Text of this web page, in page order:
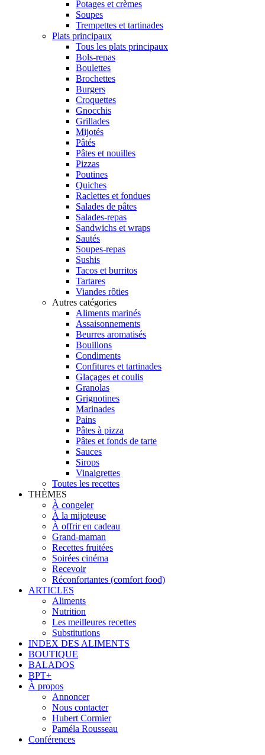
Potages et crèmes
Soupes
Trempettes et tartinades
Plats principaux
Tous les plats principaux
Bols-repas
Boulettes
Brochettes
Burgers
Croquettes
Gnocchis
Grillades
Mijotés
Pâtés
Pâtes et nouilles
Pizzas
Poutines
Quiches
Raclettes et fondues
Salades de pâtes
Salades-repas
Sandwichs et wraps
Sautés
Soupes-repas
Sushis
Tacos et burritos
Tartares
Viandes rôties
Autres catégories
Aliments marinés
Assaisonnements
Beurres aromatisés
Bouillons
Condiments
Confitures et tartinades
Glaçages et coulis
Granolas
Grignotines
Marinades
Pains
Pâtes à pizza
Pâtes et fonds de tarte
Sauces
Sirops
Vinaigrettes
Toutes les recettes
THÈMES
À congeler
À la mijoteuse
À offrir en cadeau
Grand-maman
Recettes fruitées
Soirées cinéma
Recevoir
Réconfortantes (comfort food)
ARTICLES
Aliments
Nutrition
Les meilleures recettes
Substitutions
INDEX DES ALIMENTS
BOUTIQUE
BALADOS
BPT+
À propos
Annoncer
Nous contacter
Hubert Cormier
Paméla Rousseau
Conférences